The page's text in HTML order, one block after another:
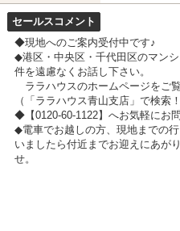
セールスコメント
◆現地へのご案内受付中です♪
◆港区・中央区・千代田区のマン
件を遠慮なくお話し下さい。
ララハウスのホームページをご覧
（「ララハウス青山支店」で検索！
◆【0120-60-1122】へお気軽にお
◆電車でお越しの方、現地までの
いましたら付近までお迎えにあが
せ。